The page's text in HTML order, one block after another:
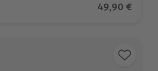
auf 4 BewertungenAktueller
49,90 €